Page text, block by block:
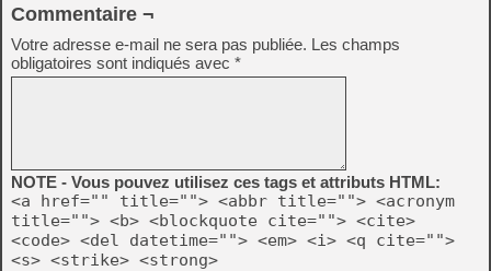
Commentaire ¬
Votre adresse e-mail ne sera pas publiée. Les champs
obligatoires sont indiqués avec *
NOTE - Vous pouvez utilisez ces tags et attributs HTML:
<a href="" title=""> <abbr title=""> <acronym
title=""> <b> <blockquote cite=""> <cite>
<code> <del datetime=""> <em> <i> <q cite="">
<s> <strike> <strong>